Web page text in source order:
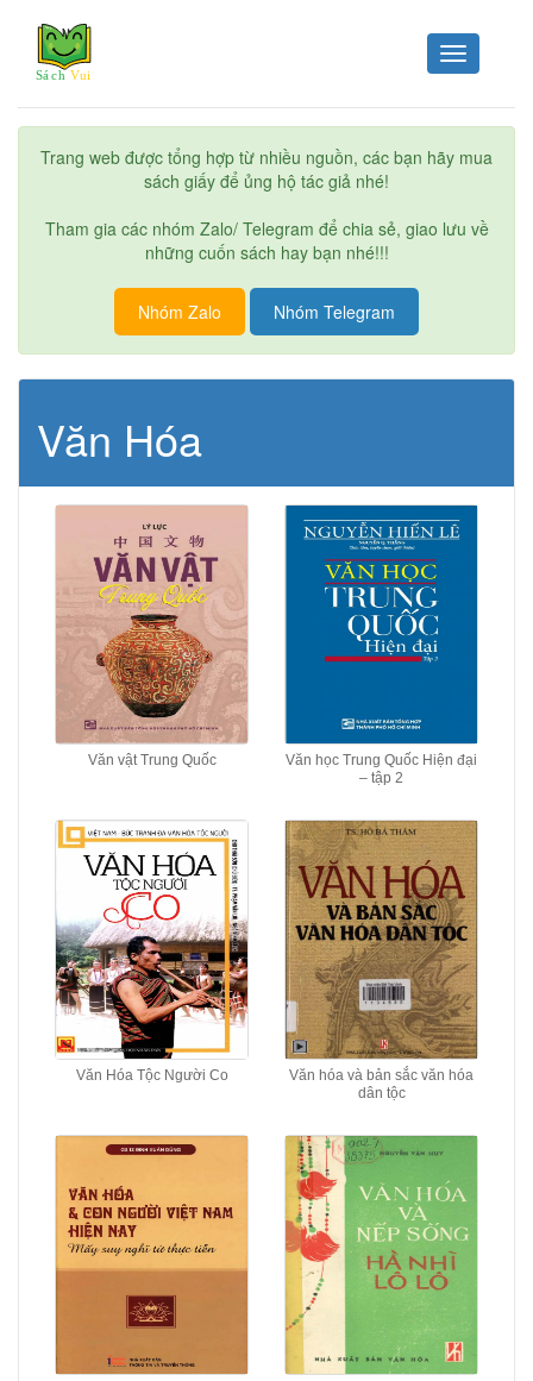
Toggle
navigation
Trang web được tổng hợp từ nhiều nguồn, các bạn hãy mua
sách giấy để ủng hộ tác giả nhé!
Tham gia các nhóm Zalo/ Telegram để chia sẻ, giao lưu về
những cuốn sách hay bạn nhé!!!
Nhóm Zalo Nhóm Telegram
Văn Hóa
Văn vật Trung Quốc
Văn học Trung Quốc Hiện đại
– tập 2
Văn Hóa Tộc Người Co
Văn hóa và bản sắc văn hóa
dân tộc